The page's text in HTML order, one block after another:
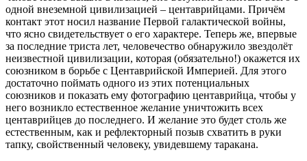
одной внеземной цивилизацией – центаврийцами. Причём
контакт этот носил название Первой галактической войны,
что ясно свидетельствует о его характере. Теперь же, впервые
за последние триста лет, человечество обнаружило звездолёт
неизвестной цивилизации, которая (обязательно!) окажется их
союзником в борьбе с Центаврийской Империей. Для этого
достаточно поймать одного из этих потенциальных
союзников и показать ему фотографию центаврийца, чтобы у
него возникло естественное желание уничтожить всех
центаврийцев до последнего. И желание это будет столь же
естественным, как и рефлекторный позыв схватить в руки
тапку, свойственный человеку, увидевшему таракана.